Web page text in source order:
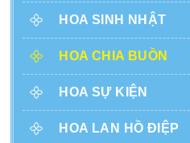
HOA SINH NHẬT
HOA CHIA BUỒN
HOA SỰ KIỆN
HOA LAN HỒ ĐIỆP